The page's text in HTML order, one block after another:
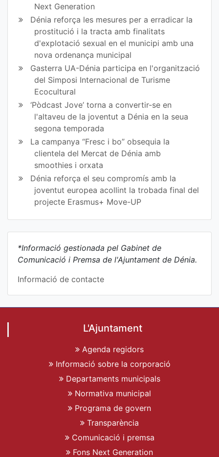
Next Generation
Dénia reforça les mesures per a erradicar la
prostitució i la tracta amb finalitats
d'explotació sexual en el municipi amb una
nova ordenança municipal
Gasterra UA-Dénia participa en l'organització
del Simposi Internacional de Turisme
Ecocultural
‘Pòdcast Jove’ torna a convertir-se en
l'altaveu de la joventut a Dénia en la seua
segona temporada
La campanya “Fresc i bo” obsequia la
clientela del Mercat de Dénia amb
smoothies i orxata
Dénia reforça el seu compromís amb la
joventut europea acollint la trobada final del
projecte Erasmus+ Move-UP
*Informació gestionada pel Gabinet de
Comunicació i Premsa de l'Ajuntament de Dénia.
Informació de contacte
L'Ajuntament
Agenda regidors
Informació sobre la corporació
Departaments municipals
Normativa municipal
Programa de govern
Transparència
Comunicació i premsa
Fons Next Generation